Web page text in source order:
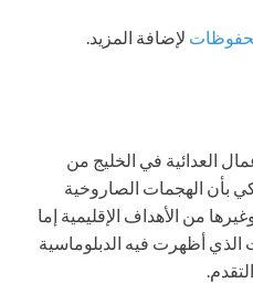
لإضافة المزيد.
العدائية في الخليج من
بأن الهجمات الصاروخية
من الأهداف الإقليمية إما
أظهرت فيه الدبلوماسية